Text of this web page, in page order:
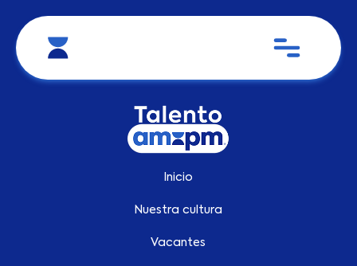
Inicio
Nuestra cultura
Vacantes